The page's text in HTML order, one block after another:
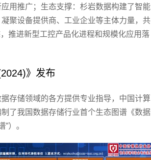
用推广；生态支撑：杉岩数据构建了智能
聚设备提供商、工业企业等主体力量，共
推进新型工控产品化进程和规模化应用落
》发布
存储领域的各方提供专业指导，中国计算
了我国数据存储行业首个生态图谱《数据
）。